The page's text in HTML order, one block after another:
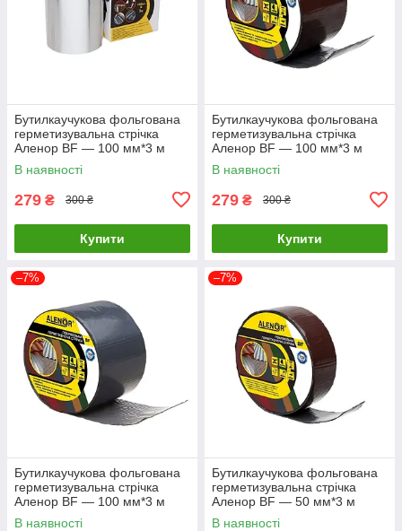
Бутилкаучукова фольгована
герметизувальна стрічка
Аленор BF — 100 мм*3 м
(сіра)
В наявності
279 ₴ 300 ₴
Купити
Бутилкаучукова фольгована
герметизувальна стрічка
Аленор BF — 100 мм*3 м
(коричнева)
В наявності
279 ₴ 300 ₴
Купити
–7%
Бутилкаучукова фольгована
герметизувальна стрічка
Аленор BF — 100 мм*3 м
(графітовий)
В наявності
–7%
Бутилкаучукова фольгована
герметизувальна стрічка
Аленор BF — 50 мм*3 м
(коричнева)
В наявності